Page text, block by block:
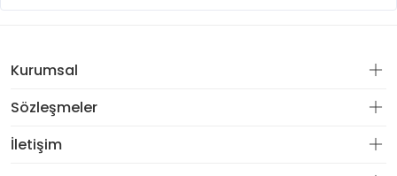
Kurumsal
Sözleşmeler
İletişim